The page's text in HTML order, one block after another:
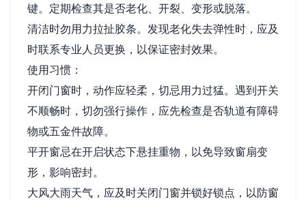
键。定期检查其是否老化、开裂、变形或脱落。
清洁时勿用力拉扯胶条。发现老化失去弹性时，应及
时联系专业人员更换，以保证密封效果。
使用习惯：
开闭门窗时，动作应轻柔，切忌用力过猛。遇到开关
不顺畅时，切勿强行操作，应先检查是否轨道有障碍
物或五金件故障。
平开窗忌在开启状态下悬挂重物，以免导致窗扇变
形，影响密封。
大风大雨天气，应及时关闭门窗并锁好锁点，以防窗